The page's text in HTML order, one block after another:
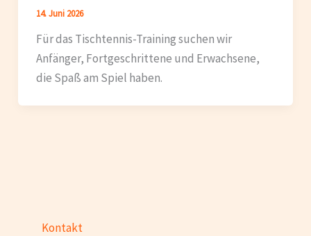
14. Juni 2026
Für das Tischtennis-Training suchen wir
Anfänger, Fortgeschrittene und Erwachsene,
die Spaß am Spiel haben.
Kontakt